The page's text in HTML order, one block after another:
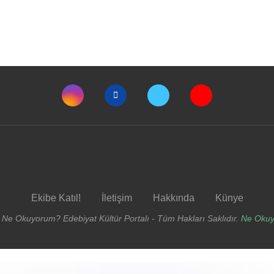
Ekibe Katıl! İletişim Hakkında Künye
Okuyorum? Edebiyat Kültür Portalı - Tüm Hakları Saklıdır. Ne